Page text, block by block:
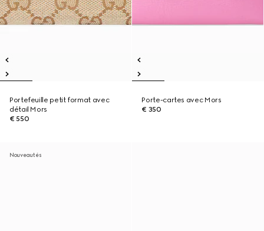
Portefeuille petit format avec
détail Mors
€ 550
Porte-cartes avec Mors
€ 350
Nouveautés